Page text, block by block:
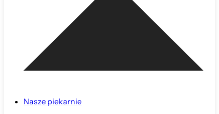
Nasze piekarnie